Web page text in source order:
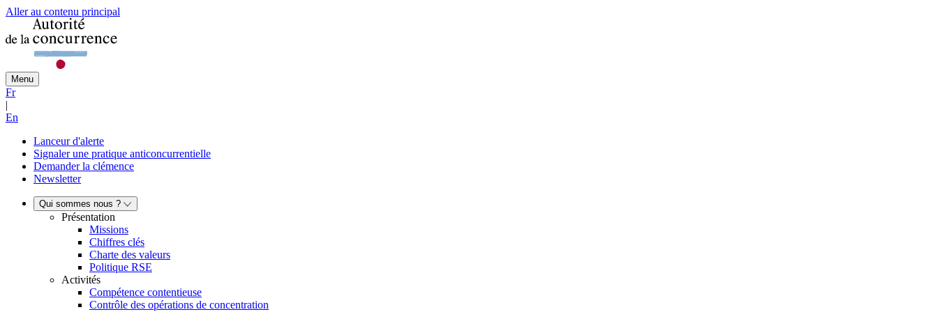
Aller au contenu principal
Menu
Fr
|
En
Lanceur d'alerte
Signaler une pratique anticoncurrentielle
Demander la clémence
Newsletter
Qui sommes nous ?
Présentation
Missions
Chiffres clés
Charte des valeurs
Politique RSE
Activités
Compétence contentieuse
Contrôle des opérations de concentration